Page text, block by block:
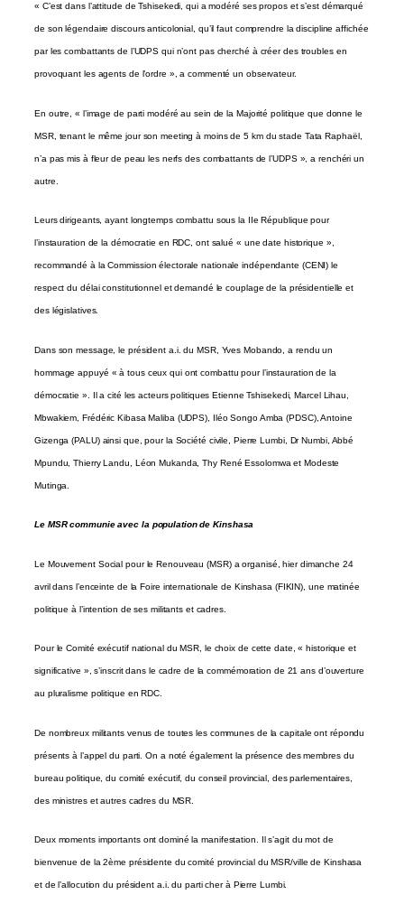
« C’est dans l’attitude de Tshisekedi, qui a modéré ses propos et s’est démarqué
de son légendaire discours anticolonial, qu’il faut comprendre la discipline affichée
par les combattants de l’UDPS qui n’ont pas cherché à créer des troubles en
provoquant les agents de l’ordre », a commenté un observateur.
En outre, « l’image de parti modéré au sein de la Majorité politique que donne le
MSR, tenant le même jour son meeting à moins de 5 km du stade Tata Raphaël,
n’a pas mis à fleur de peau les nerfs des combattants de l’UDPS », a renchéri un
autre.
Leurs dirigeants, ayant longtemps combattu sous la IIe République pour
l’instauration de la démocratie en RDC, ont salué « une date historique »,
recommandé à la Commission électorale nationale indépendante (CENI) le
respect du délai constitutionnel et demandé le couplage de la présidentielle et
des législatives.
Dans son message, le président a.i. du MSR, Yves Mobando, a rendu un
hommage appuyé « à tous ceux qui ont combattu pour l’instauration de la
démocratie ». Il a cité les acteurs politiques Etienne Tshisekedi, Marcel Lihau,
Mbwakiem, Frédéric Kibasa Maliba (UDPS), Iléo Songo Amba (PDSC), Antoine
Gizenga (PALU) ainsi que, pour la Société civile, Pierre Lumbi, Dr Numbi, Abbé
Mpundu, Thierry Landu, Léon Mukanda, Thy René Essolomwa et Modeste
Mutinga.
Le MSR communie avec la population de Kinshasa
Le Mouvement Social pour le Renouveau (MSR) a organisé, hier dimanche 24
avril dans l’enceinte de la Foire internationale de Kinshasa (FIKIN), une matinée
politique à l’intention de ses militants et cadres.
Pour le Comité exécutif national du MSR, le choix de cette date, « historique et
significative », s’inscrit dans le cadre de la commémoration de 21 ans d’ouverture
au pluralisme politique en RDC.
De nombreux militants venus de toutes les communes de la capitale ont répondu
présents à l’appel du parti. On a noté également la présence des membres du
bureau politique, du comité exécutif, du conseil provincial, des parlementaires,
des ministres et autres cadres du MSR.
Deux moments importants ont dominé la manifestation. Il s’agit du mot de
bienvenue de la 2ème présidente du comité provincial du MSR/ville de Kinshasa
et de l’allocution du président a.i. du parti cher à Pierre Lumbi.